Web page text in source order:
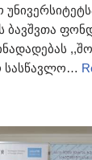
ბავშვთა
სასწავლო…